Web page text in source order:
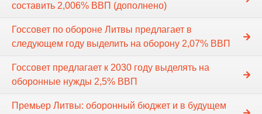
составить 2,006% ВВП (дополнено)
Госсовет по обороне Литвы предлагает в
следующем году выделить на оборону 2,07% ВВП
Госсовет предлагает к 2030 году выделять на
оборонные нужды 2,5% ВВП
Премьер Литвы: оборонный бюджет и в будущем